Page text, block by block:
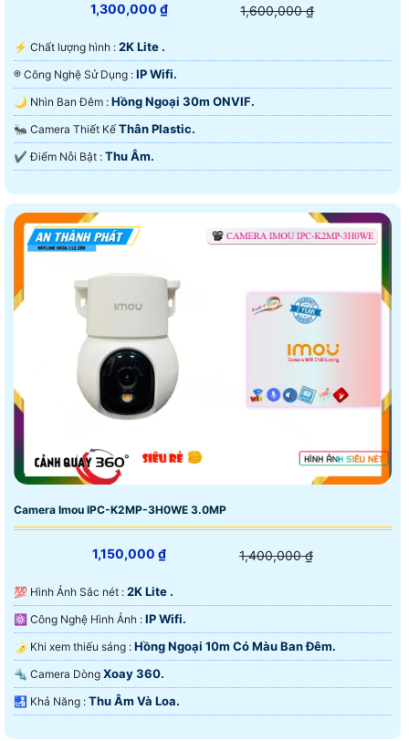
1,300,000 ₫ 1,600,000 ₫
️⚡ Chất lượng hình : 2K Lite .
®️ Công Nghệ Sử Dụng : IP Wifi.
🌙 Nhìn Ban Đêm : Hồng Ngoại 30m ONVIF.
🐜 Camera Thiết Kế Thân Plastic.
️✔️ Điểm Nỗi Bật : Thu Âm.
Camera Imou IPC-K2MP-3H0WE 3.0MP
1,150,000 ₫ 1,400,000 ₫
💯 Hình Ảnh Sắc nét : 2K Lite .
⚛️ Công Nghệ Hình Ảnh : IP Wifi.
🌛 Khi xem thiếu sáng : Hồng Ngoại 10m Có Màu Ban Ðêm.
🔩 Camera Dòng Xoay 360.
️🛃 Khả Năng : Thu Âm Và Loa.